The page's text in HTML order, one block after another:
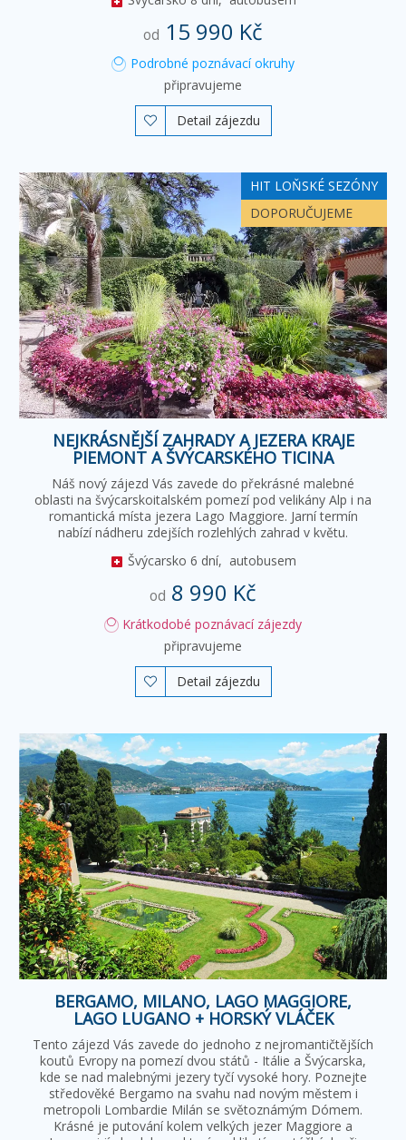
od 15 990 Kč
Podrobné poznávací okruhy
připravujeme
 Detail zájezdu
HIT LOŇSKÉ SEZÓNY
DOPORUČUJEME
NEJKRÁSNĚJŠÍ ZAHRADY A JEZERA KRAJE
PIEMONT A ŠVÝCARSKÉHO TICINA
Náš nový zájezd Vás zavede do překrásné malebné
oblasti na švýcarskoitalském pomezí pod velikány Alp i na
romantická místa jezera Lago Maggiore. Jarní termín
nabízí nádheru zdejších rozlehlých zahrad v květu.
Švýcarsko 6 dní, autobusem
od 8 990 Kč
Krátkodobé poznávací zájezdy
připravujeme
 Detail zájezdu
BERGAMO, MILANO, LAGO MAGGIORE,
LAGO LUGANO + HORSKÝ VLÁČEK
Tento zájezd Vás zavede do jednoho z nejromantičtějších
koutů Evropy na pomezí dvou států - Itálie a Švýcarska,
kde se nad malebnými jezery tyčí vysoké hory. Poznejte
středověké Bergamo na svahu nad novým městem i
metropoli Lombardie Milán se světoznámým Dómem.
Krásné je putování kolem velkých jezer Maggiore a